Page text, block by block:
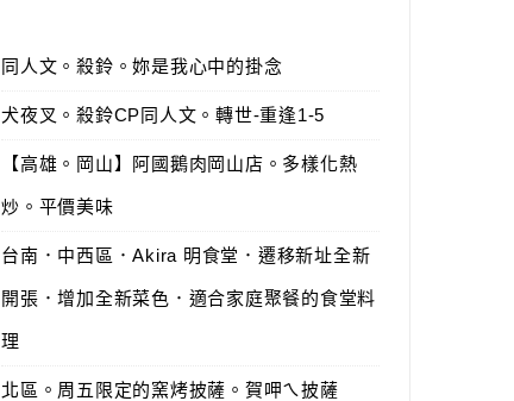
同人文。殺鈴。妳是我心中的掛念
犬夜叉。殺鈴CP同人文。轉世-重逢1-5
【高雄。岡山】阿國鵝肉岡山店。多樣化熱
炒。平價美味
台南．中西區．Akira 明食堂．遷移新址全新
開張．增加全新菜色．適合家庭聚餐的食堂料
理
北區。周五限定的窯烤披薩。賀呷ㄟ披薩